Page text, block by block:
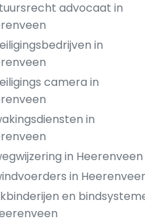
advocaat in
in
camera in
in
in Heerenveen
in
en